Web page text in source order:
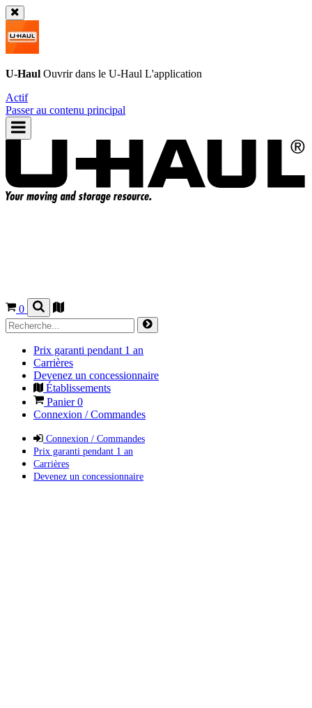
U-Haul Ouvrir dans le U-Haul L'application
Actif
Passer au contenu principal
0
Prix garanti pendant 1 an
Carrières
Devenez un concessionnaire
Établissements
Panier0
Connexion / Commandes
Connexion / Commandes
Prix garanti pendant 1 an
Carrières
Devenez un concessionnaire